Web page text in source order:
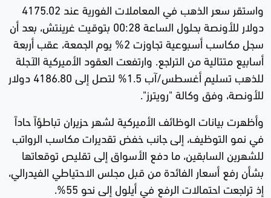
واستقر سعر الذهب في المعاملات الفورية عند 4175.02
دولار للأونصة بحلول الساعة 00:28 بتوقيت غرينتش، بعد أن
سجل مكاسب أسبوعية تجاوزت 2% يوم الجمعة، عقب أربعة
أسابيع متتالية من التراجع. وارتفعت العقود الأميركية الآجلة
للذهب تسليم أغسطس/آب 1.5% لتصل إلى 4186.80 دولار
للأونصة، وفق وكالة "رويترز".
وأظهرت بيانات الوظائف الأميركية لشهر حزيران تباطؤاً حاداً
في نمو التوظيف، إلى جانب خفض تقديرات مكاسب الرواتب
للشهرين السابقين، ما دفع الأسواق إلى تقليص توقعاتها
بشأن رفع أسعار الفائدة من قبل مجلس الاحتياطي الفيدرالي،
إذ تراجعت احتمالات الرفع في أيلول إلى نحو 55%.